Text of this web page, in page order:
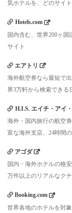
気ホテルを、どのサイ
Hotels.com
国内含む、世界200ヶ
サイト
エアトリ
海外航空券なら最短で
界3万軒から検索できる
H.I.S. エイチ・アイ
海外・国内旅行の航空
富な海外支店、24時間
アゴダ
国内・海外ホテルの格
万件以上のリアルなク
Booking.com
世界各地のホテルを対